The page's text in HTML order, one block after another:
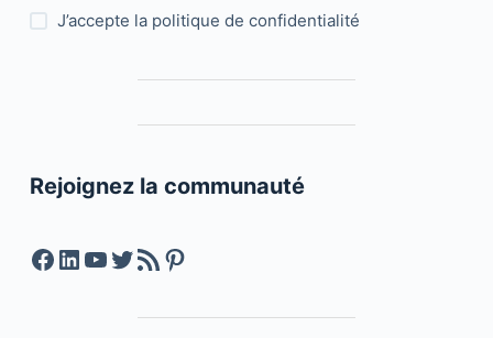
J’accepte la politique de confidentialité
Rejoignez la communauté
Facebook
LinkedIn
YouTube
Twitter
Feed RSSPinterest